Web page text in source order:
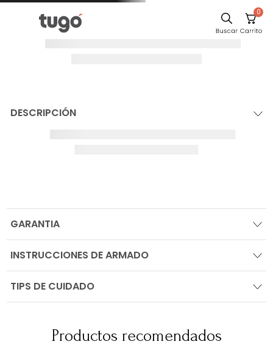
0
DESCRIPCIÓN
GARANTIA
INSTRUCCIONES DE ARMADO
TIPS DE CUIDADO
Productos recomendados